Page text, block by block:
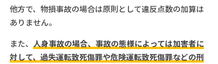
他方で、物損事故の場合は原則として違反点数の加算は
ありません。
また、 人身事故の場合、事故の態様によっては加害者に
対して、過失運転致死傷罪や危険運転致死傷罪などの刑